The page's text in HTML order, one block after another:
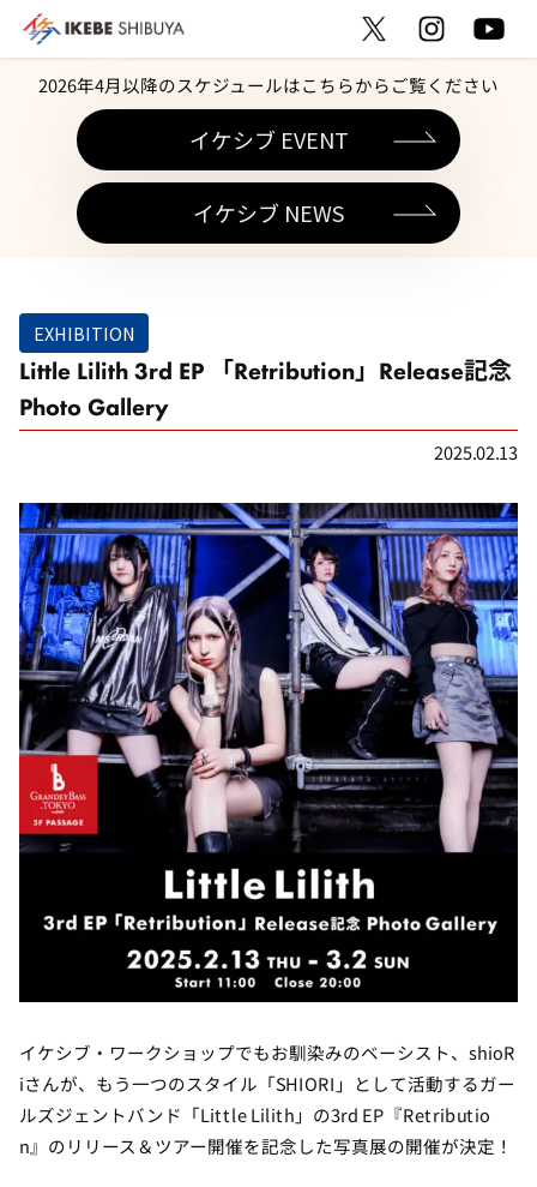
2026年4月以降のスケジュールはこちらからご覧ください
イケシブ EVENT
イケシブ NEWS
EXHIBITION
Little Lilith 3rd EP 「Retribution」Release記念
Photo Gallery
2025.02.13
イケシブ・ワークショップでもお馴染みのベーシスト、shioR
iさんが、もう一つのスタイル「SHIORI」として活動するガー
ルズジェントバンド「Little Lilith」の3rd EP『Retributio
n』のリリース＆ツアー開催を記念した写真展の開催が決定！